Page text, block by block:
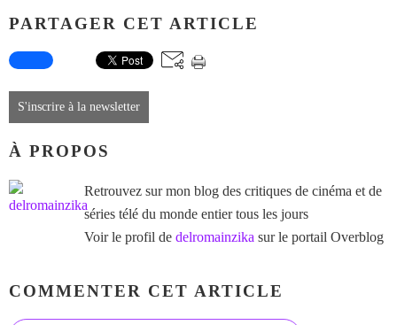
PARTAGER CET ARTICLE
S'inscrire à la newsletter
À PROPOS
Retrouvez sur mon blog des critiques de cinéma et de
séries télé du monde entier tous les jours
Voir le profil de delromainzika sur le portail Overblog
COMMENTER CET ARTICLE